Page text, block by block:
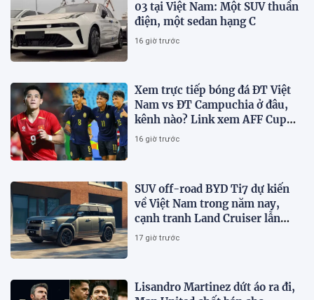
03 tại Việt Nam: Một SUV thuần
điện, một sedan hạng C
16 giờ trước
Xem trực tiếp bóng đá ĐT Việt
Nam vs ĐT Campuchia ở đâu,
kênh nào? Link xem AFF Cup
2026 trên VTV3, VTV6
16 giờ trước
SUV off-road BYD Ti7 dự kiến
về Việt Nam trong năm nay,
cạnh tranh Land Cruiser lẫn
Defender
17 giờ trước
Lisandro Martinez dứt áo ra đi,